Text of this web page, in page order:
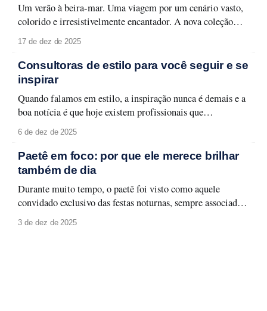
Um verão à beira-mar. Uma viagem por um cenário vasto,
colorido e irresistivelmente encantador. A nova coleção
Lisboa celebra a capital lusitana em toda a sua forma leve e
carismática, entre monumentos, azulejos e fachadas que
contam histórias memoráveis. Lisboa se revela em detalhes
que traduzem seu espírito urbano
17 de dez de 2025
Consultoras de estilo para você seguir e se
inspirar
Quando falamos em estilo, a inspiração nunca é demais e a
boa notícia é que hoje existem profissionais que
transformam moda em aprendizado, aplicabilidade e
identidade. Selecionamos quatro consultoras de estilo que
merecem atenção e que podem transformar a forma como
você olha para o seu guarda-roupa, sua rotina
6 de dez de 2025
Paetê em foco: por que ele merece brilhar
também de dia
Durante muito tempo, o paetê foi visto como aquele
convidado exclusivo das festas noturnas, sempre associado a
produções glamourosas, luz baixa e ocasiões especiais. A
moda evolui, e com ela surge um novo olhar: o paetê não
3 de dez de 2025